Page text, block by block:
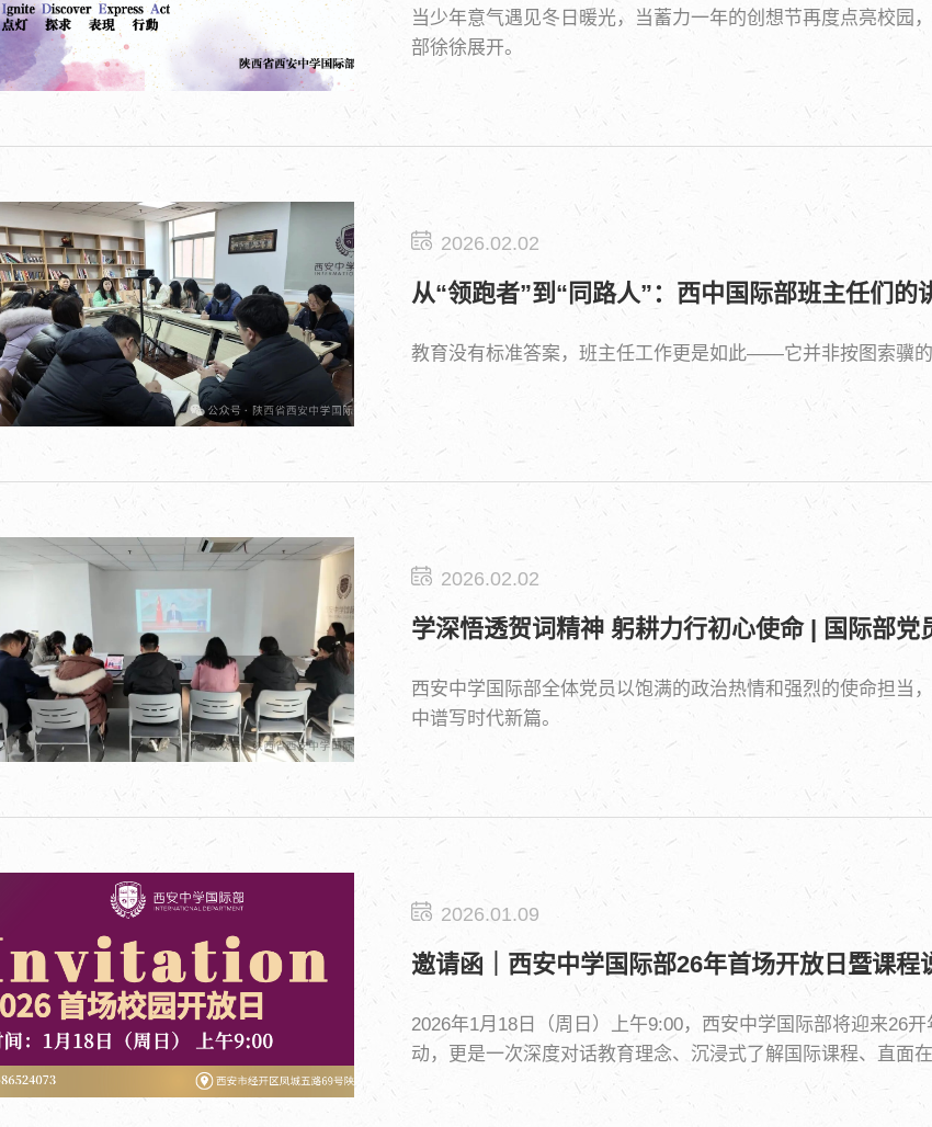
当少年意气遇见冬日暖光，当蓄力一年的创想节再度点亮校园
部徐徐展开。
2026.02.02
从“领跑者”到“同路人”：西中国际部班主任们的
教育没有标准答案，班主任工作更是如此——它并非按图索骥
2026.02.02
学深悟透贺词精神 躬耕力行初心使命 | 国际部党
西安中学国际部全体党员以饱满的政治热情和强烈的使命担当
中谱写时代新篇。
2026.01.09
邀请函｜西安中学国际部26年首场开放日暨课程
2026年1月18日（周日）上午9:00，西安中学国际部将迎来26
动，更是一次深度对话教育理念、沉浸式了解国际课程、直面在